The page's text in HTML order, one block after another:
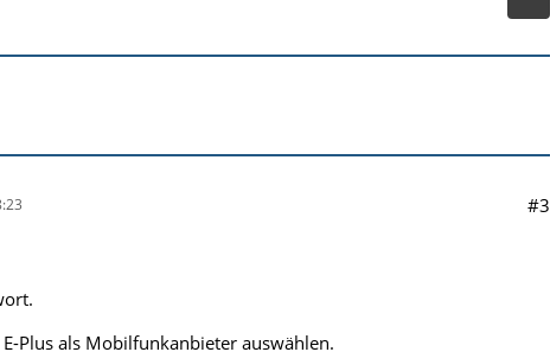
#3
Plus als Mobilfunkanbieter auswählen.